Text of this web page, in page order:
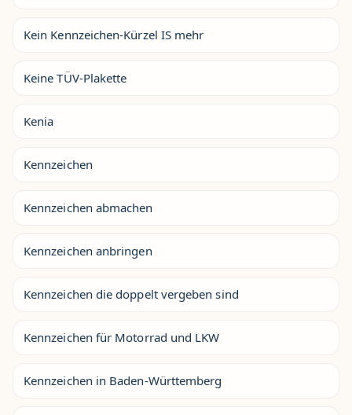
Kein Kennzeichen-Kürzel IS mehr
Keine TÜV-Plakette
Kenia
Kennzeichen
Kennzeichen abmachen
Kennzeichen anbringen
Kennzeichen die doppelt vergeben sind
Kennzeichen für Motorrad und LKW
Kennzeichen in Baden-Württemberg